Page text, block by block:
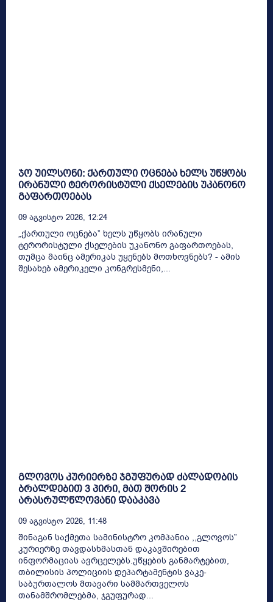
ჯო უილსონი: ქართული ოცნება ხელს უწყობს
ირანული ტერორისტული ქსელების უკანონო
გაფართოებას
09 Აგვისტო 2026, 12:24
„ქართული ოცნება” ხელს უწყობს ირანული
ტერორისტული ქსელების უკანონო გაფართოებას,
თუმცა მაინც ამერიკას უყენებს მოთხოვნებს? - ამის
შესახებ ამერიკელი კონგრესმენი,...
გლოვოს კურიერზე ჯგუფურად ძალადობის
ბრალდებით 3 პირი, მათ შორის 2
არასრულწლოვანი დააკავა
09 Აგვისტო 2026, 11:48
შინაგან საქმეთა სამინისტრო კომპანია ,,გლოვოს”
კურიერზე თავდასხმასთან დაკავშირებით
ინფორმაციას ავრცელებს.უწყების განმარტებით,
თბილისის პოლიციის დეპარტამენტის ვაკე-
საბურთალოს მთავარი სამმართველოს
თანამშრომლებმა, ჯგუფურად...